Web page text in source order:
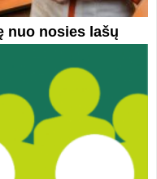
nuo nosies lašų